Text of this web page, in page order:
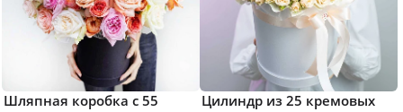
Шляпная коробка с 55
Цилиндр из 25 кремовых